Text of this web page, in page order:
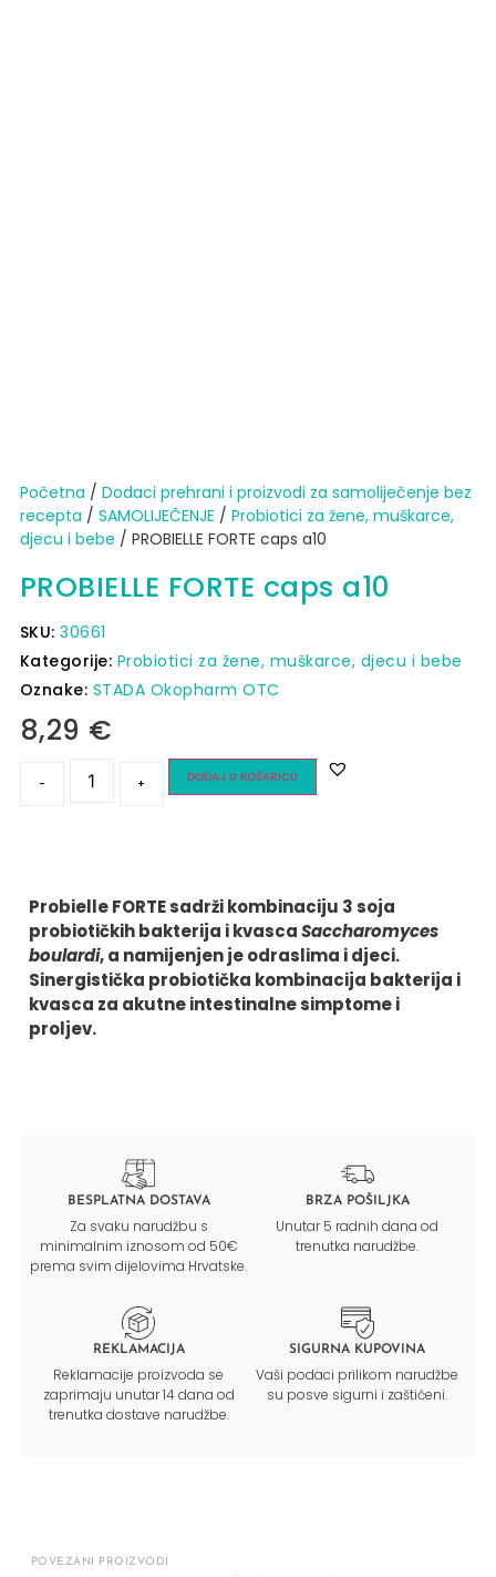
Početna / Dodaci prehrani i proizvodi za samoliječenje bez
recepta / SAMOLIJEČENJE / Probiotici za žene, muškarce,
djecu i bebe / PROBIELLE FORTE caps a10
PROBIELLE FORTE caps a10
SKU:30661
Kategorije: Probiotici za žene, muškarce, djecu i bebe
Oznake: STADA Okopharm OTC
8,29 €
- + DODAJ U KOŠARICU
Probielle FORTE sadrži kombinaciju 3 soja
probiotičkih bakterija i kvascaSaccharomyces
boulardi, a namijenjen je odraslima i djeci.
Sinergistička probiotička kombinacija bakterija i
kvasca za akutne intestinalne simptome i
proljev.
BESPLATNA DOSTAVA
Za svaku narudžbu s
minimalnim iznosom od 50€
prema svim dijelovima Hrvatske.
BRZA POŠILJKA
Unutar 5 radnih dana od
trenutka narudžbe.
REKLAMACIJA
Reklamacije proizvoda se
zaprimaju unutar 14 dana od
trenutka dostave narudžbe.
SIGURNA KUPOVINA
Vaši podaci prilikom narudžbe
su posve sigurni i zaštićeni.
POVEZANI PROIZVODI